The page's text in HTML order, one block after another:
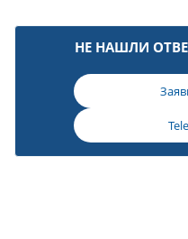
НЕ НАШЛИ